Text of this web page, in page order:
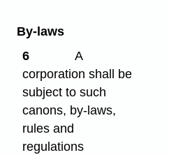
By-laws
6
A
corporation shall be
subject to such
canons, by-laws,
rules and
regulations